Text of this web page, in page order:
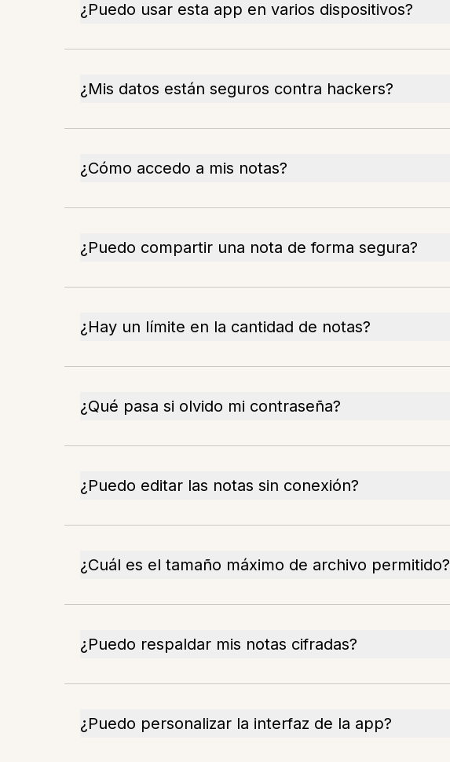
¿Puedo usar esta app en varios dispositivos?
¿Mis datos están seguros contra hackers?
¿Cómo accedo a mis notas?
¿Puedo compartir una nota de forma segura?
¿Hay un límite en la cantidad de notas?
¿Qué pasa si olvido mi contraseña?
¿Puedo editar las notas sin conexión?
¿Cuál es el tamaño máximo de archivo permitido?
¿Puedo respaldar mis notas cifradas?
¿Puedo personalizar la interfaz de la app?